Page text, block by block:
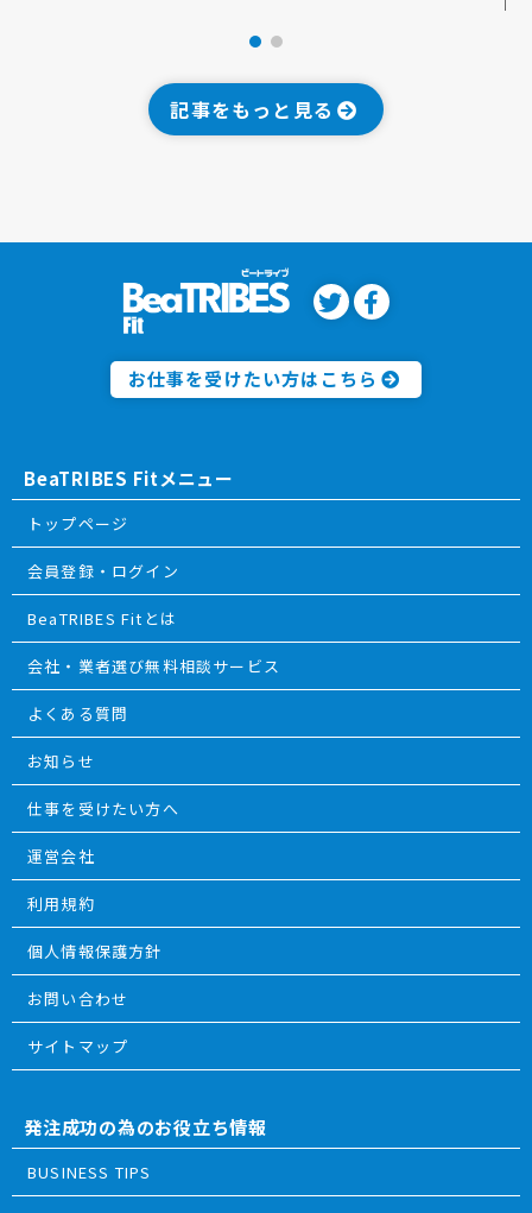
記事をもっと見る
お仕事を受けたい方はこちら
BeaTRIBES Fitメニュー
トップページ
会員登録・ログイン
BeaTRIBES Fitとは
会社・業者選び無料相談サービス
よくある質問
お知らせ
仕事を受けたい方へ
運営会社
利用規約
個人情報保護方針
お問い合わせ
サイトマップ
発注成功の為のお役立ち情報
BUSINESS TIPS